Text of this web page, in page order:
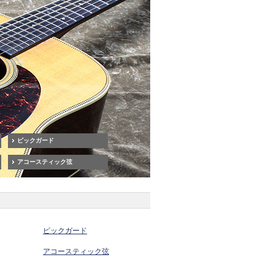
ピックガード
アコースティック弦
ピックガード
アコースティック弦